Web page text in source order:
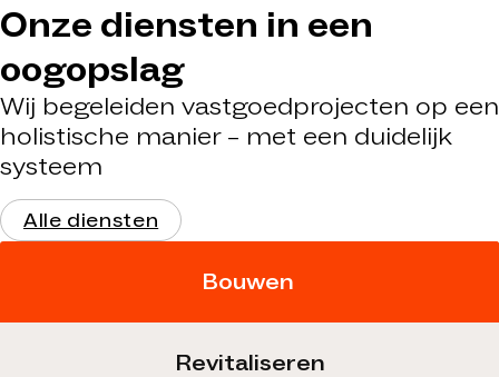
Onze diensten in een
oogopslag
Wij begeleiden vastgoedprojecten op een
holistische manier – met een duidelijk
systeem
Alle diensten
Bouwen
Revitaliseren